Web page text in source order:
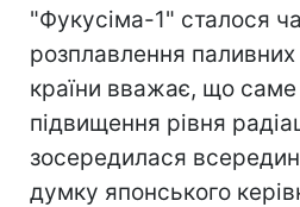
"Фукусіма-1" сталося
розплавлення
країни вважає, що
підвищення рівня
зосередилася
думку японського